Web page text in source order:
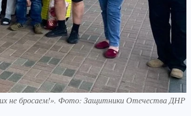
не бросаем!». Фото: Защитники Отечества ДНР